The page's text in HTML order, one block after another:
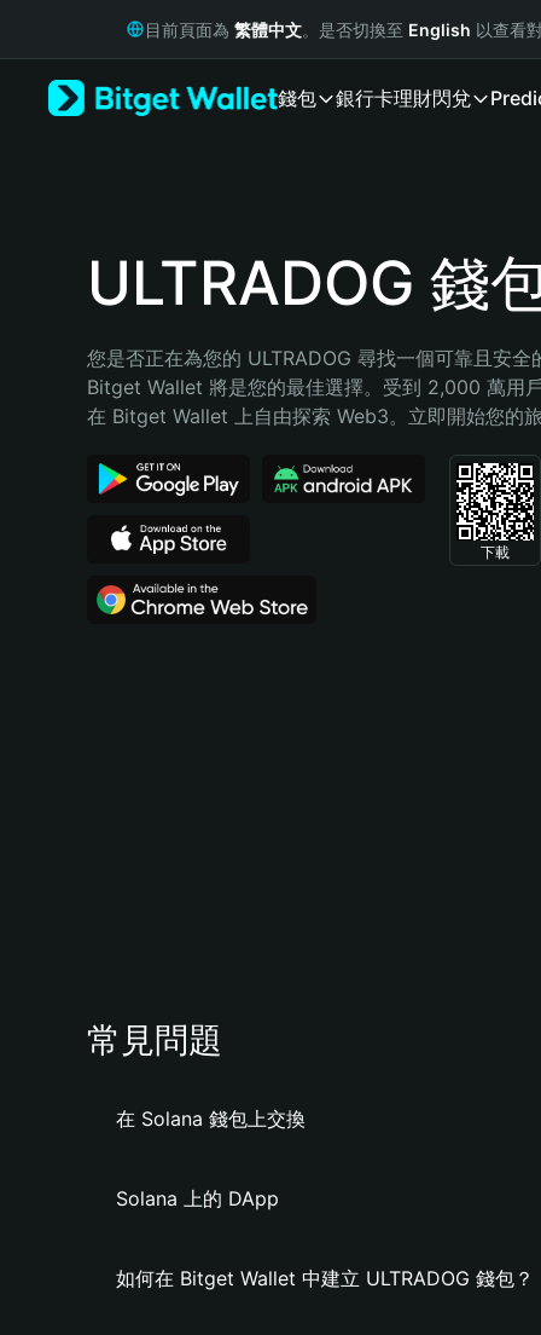
Русский
Bahasa Indonesia
Español (Argentina)
目前頁面為 繁體中文。是否切換至 English 以查看
錢包 銀行卡理財閃兌
ULTRADOG 錢
您是否正在為您的 ULTRADOG 尋找一個可靠且安全
Bitget Wallet 將是您的最佳選擇。受到 2,000 萬用
在 Bitget Wallet 上自由探索 Web3。立即開始您的
下載
常見問題
在 Solana 錢包上交換
Solana 上的 DApp
如何在 Bitget Wallet 中建立 ULTRADOG 錢包？